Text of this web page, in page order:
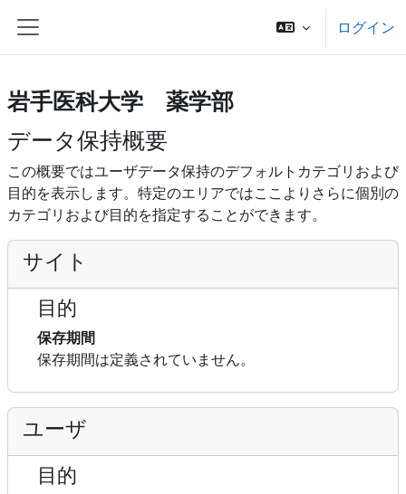
サイドパネル
ログイン
岩手医科大学 薬学部
データ保持概要
この概要ではユーザデータ保持のデフォルトカテゴリおよび
目的を表示します。特定のエリアではここよりさらに個別の
カテゴリおよび目的を指定することができます。
サイト
目的
保存期間
保存期間は定義されていません。
ユーザ
目的